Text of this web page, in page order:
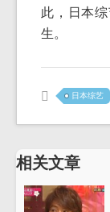
此，日本
生。
日本综艺
相关文章